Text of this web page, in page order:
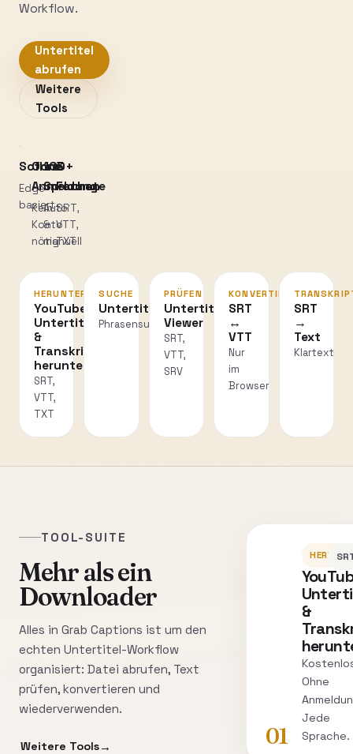
Workflow.
Untertitel
abrufen
Weitere
Tools
Sofort
Edge-
basiert
Ohne
Anmeldung
Kein
Konto
nötig
100+
Sprachen
Auto
&
manuell
3
Formate
SRT,
VTT,
TXT
HERUNTERLADEN
YouTube
Untertitel
&
Transkripte
herunterladen
SRT,
VTT,
TXT
SUCHE
Untertitelsuche
Phrasensuche
PRÜFEN
Untertitel-
Viewer
SRT,
VTT,
SRV
KONVERTIEREN
SRT
↔
VTT
Nur
im
Browser
SRT
→
Text
Klartext
TOOL-SUITE
Mehr als ein
Downloader
Alles in Grab Captions ist um den
echten Untertitel-Workflow
organisiert: Datei abrufen, Text
prüfen, konvertieren und
wiederverwenden.
Weitere Tools 01
&
Ohne
Jede
Sprache.